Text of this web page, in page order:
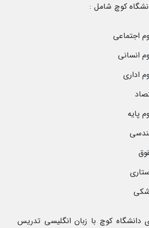
کوچ شامل :
اجتماعی
انسانی
اداری
پایه
دانشگاه کوچ با زبان انگلیسی تدریس